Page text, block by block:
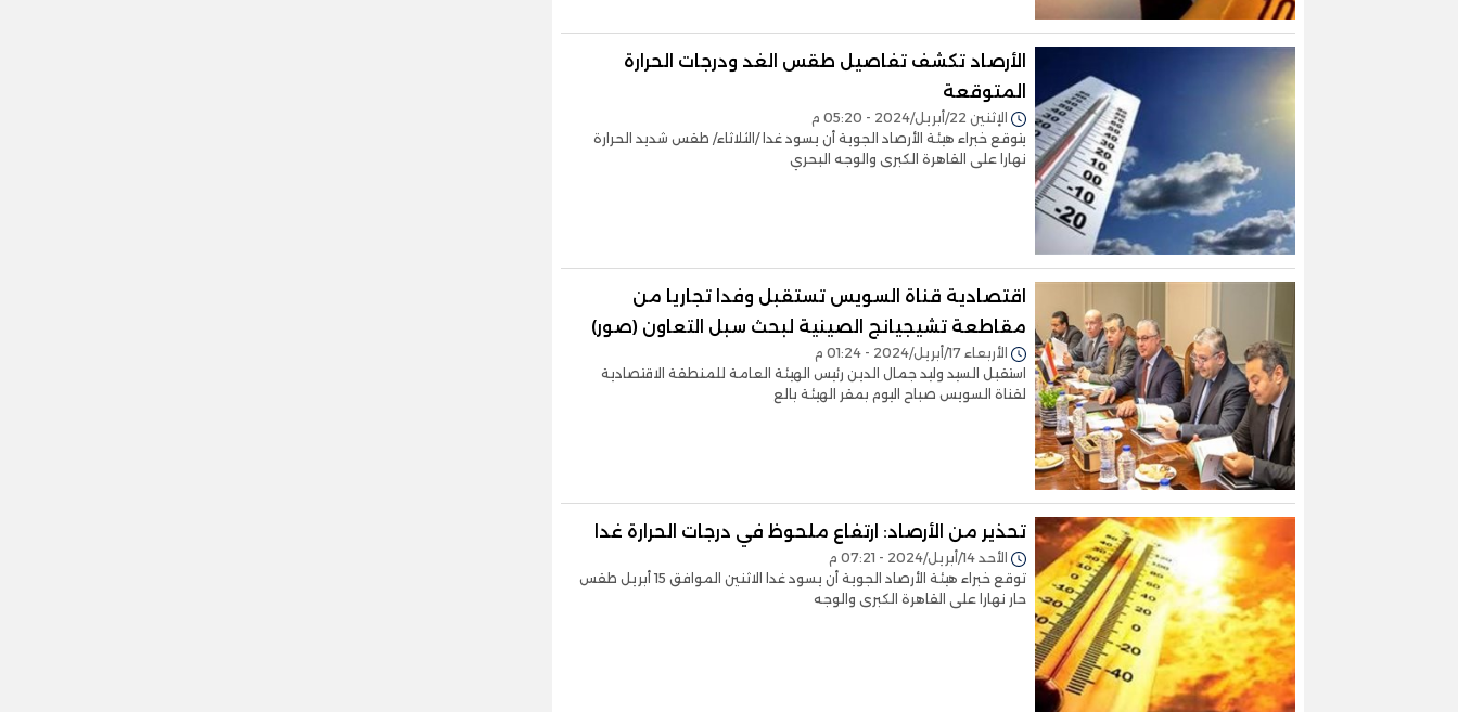
الأرصاد تكشف تفاصيل طقس الغد ودرجات الحرارة
المتوقعة
الإثنين 22/أبريل/2024 - 05:20 م
يتوقع خبراء هيئة الأرصاد الجوية أن يسود غدا /الثلاثاء/ طقس شديد الحرارة
نهارا على القاهرة الكبرى والوجه البحري
اقتصادية قناة السويس تستقبل وفدا تجاريا من
مقاطعة تشيجيانج الصينية لبحث سبل التعاون (صور)
الأربعاء 17/أبريل/2024 - 01:24 م
استقبل السيد وليد جمال الدين رئيس الهيئة العامة للمنطقة الاقتصادية
لقناة السويس صباح اليوم بمقر الهيئة بالع
تحذير من الأرصاد: ارتفاع ملحوظ في درجات الحرارة غدا
الأحد 14/أبريل/2024 - 07:21 م
توقع خبراء هيئة الأرصاد الجوية أن يسود غدا الاثنين الموافق 15 أبريل طقس
حار نهارا على القاهرة الكبرى والوجه